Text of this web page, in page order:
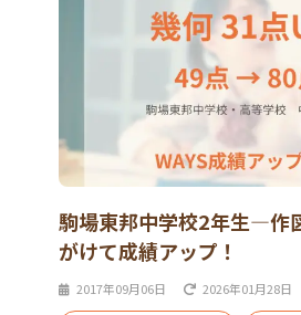
駒場東邦中学校2年生―作
がけて成績アップ！
2017年09月06日 2026年01月28日